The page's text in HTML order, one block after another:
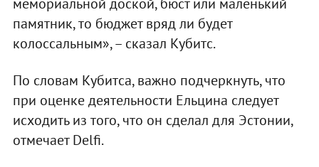
мемориальной доской, бюст или маленький
памятник, то бюджет вряд ли будет
колоссальным», – сказал Кубитс.
По словам Кубитса, важно подчеркнуть, что
при оценке деятельности Ельцина следует
исходить из того, что он сделал для Эстонии,
отмечает Delfi.